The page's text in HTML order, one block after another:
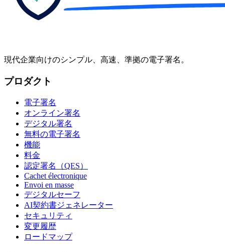
現代企業向けのシンプル、高速、準拠の電子署名。
プロダクト
電子署名
オンライン署名
デジタル署名
無料の電子署名
機能
料金
認定署名（QES）
Cachet électronique
Envoi en masse
デジタルセーフ
AI契約書ジェネレーター
セキュリティ
変更履歴
ロードマップ